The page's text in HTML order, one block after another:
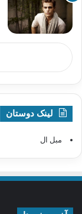
لینک دوستان
مبل ال